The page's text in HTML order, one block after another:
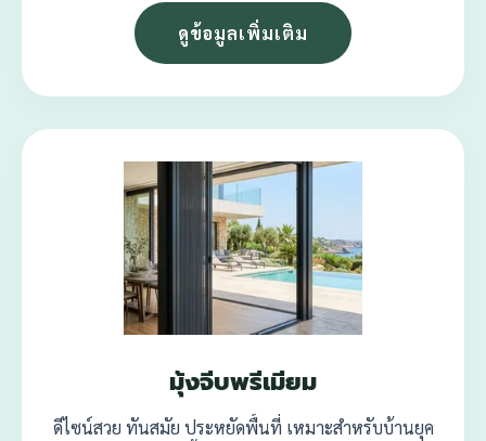
ดูข้อมูลเพิ่มเติม
มุ้งจีบพรีเมียม
ดีไซน์สวย ทันสมัย ประหยัดพื้นที่ เหมาะสำหรับบ้านยุค